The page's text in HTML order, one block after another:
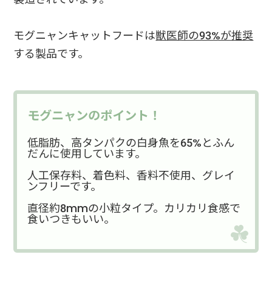
モグニャンキャットフードは獣医師の93%が推奨
する製品です。
モグニャンのポイント！
低脂肪、高タンパクの白身魚を65%とふん
だんに使用しています。
人工保存料、着色料、香料不使用、グレイ
ンフリーです。
直径約8mmの小粒タイプ。カリカリ食感で
食いつきもいい。